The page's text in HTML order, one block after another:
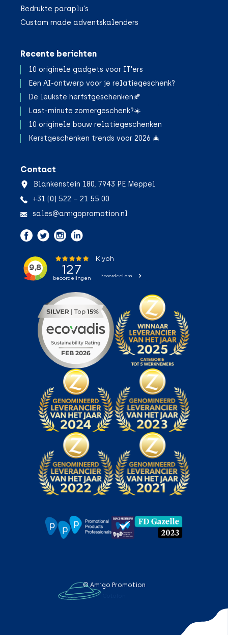
Bedrukte paraplu's
Custom made adventskalenders
Recente berichten
10 originele gadgets voor IT'ers
Een AI-ontwerp voor je relatiegeschenk?
De leukste herfstgeschenken🍂
Last-minute zomergeschenk?☀️
10 originele bouw relatiegeschenken
Kerstgeschenken trends voor 2026 🎄
Contact
Blankenstein 180, 7943 PE Meppel
+31 (0) 522 – 21 55 00
sales@amigopromotion.nl
© Amigo Promotion